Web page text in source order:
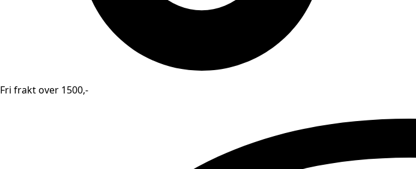
Fri frakt over 1500,-